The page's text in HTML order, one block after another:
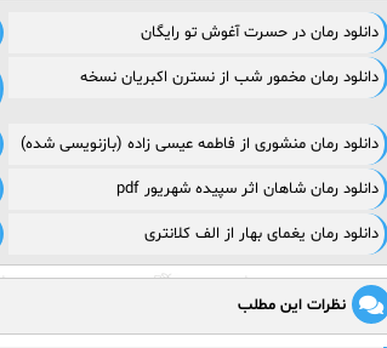
دانلود رمان در حسرت آغوش تو رایگان
دانلود رمان مخمور شب از نسترن اکبریان نسخه
دانلود رمان منشوری از فاطمه عیسی زاده (بازنویسی شده)
دانلود رمان شاهان اثر سپیده شهریور pdf
دانلود رمان یغمای بهار از الف کلانتری
نظرات این مطلب